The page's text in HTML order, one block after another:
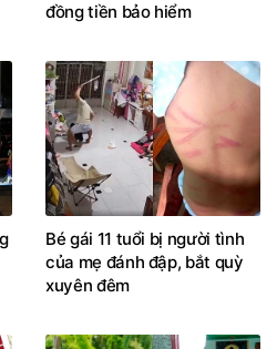
đồng tiền bảo hiểm
Bé gái 11 tuổi bị người tình
của mẹ đánh đập, bắt quỳ
xuyên đêm